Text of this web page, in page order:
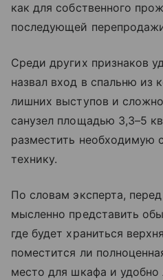
как для собственного
последующей
Среди других признаков
назвал вход в спальню из
лишних выступов и
санузел площадью 3,3–5
разместить необходимую
технику.
По словам эксперта,
мысленно представить
где будет храниться
поместится ли
место для шкафа и удобно